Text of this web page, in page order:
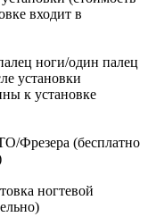
входит в
ноги/один палец
установки
к установке
Фрезера (бесплатно
ногтевой